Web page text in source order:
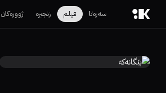
سەرەتا فیلم زنجیرە ژوورەکان